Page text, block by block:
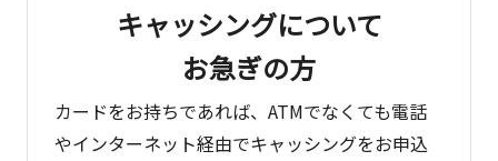
キャッシングについて
お急ぎの方
カードをお持ちであれば、ATMでなくても電話
やインターネット経由でキャッシングをお申込